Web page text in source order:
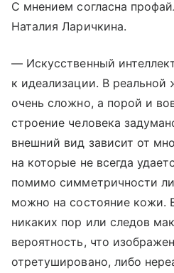
С мнением согласна
Наталия Ларичкина.
— Искусственный
к идеализации. В реальной
очень сложно, а порой и
строение человека
внешний вид зависит от
на которые не всегда
помимо симметричности
можно на состояние кожи.
никаких пор или следов
вероятность, что
отретушировано, либо